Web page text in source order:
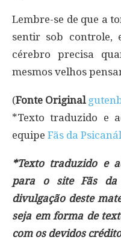
Lembre-se de que a
sentir sob controle,
cérebro precisa
mesmos velhos
(Fonte Original
*Texto traduzido e
equipe Fãs da
*Texto traduzido e
para o site Fãs da
divulgação deste
seja em forma de
com os devidos